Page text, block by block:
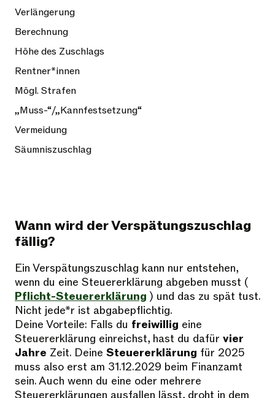
Verlängerung
Berechnung
Höhe des Zuschlags
Rentner*innen
Mögl. Strafen
„Muss-“/„Kannfestsetzung“
Vermeidung
Säumniszuschlag
Wann wird der Verspätungszuschlag
fällig?
Ein Verspätungszuschlag kann nur entstehen,
wenn du eine Steuererklärung abgeben musst (
Pflicht-Steuererklärung ) und das zu spät tust.
Nicht jede*r ist abgabepflichtig.
Deine Vorteile: Falls du freiwillig eine
Steuererklärung einreichst, hast du dafür vier
Jahre Zeit. Deine Steuererklärung für 2025
muss also erst am 31.12.2029 beim Finanzamt
sein. Auch wenn du eine oder mehrere